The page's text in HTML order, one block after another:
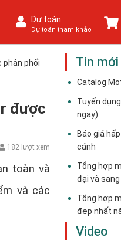
Dự toán
Dự toán tham khảo
phối
được
182 lượt xem
toàn và
và các
Tin
Catalog
Tuyển
ngay)
Báo giá
cánh
Tổng hợp
đại và
Tổng hợp
đẹp nhất
Video